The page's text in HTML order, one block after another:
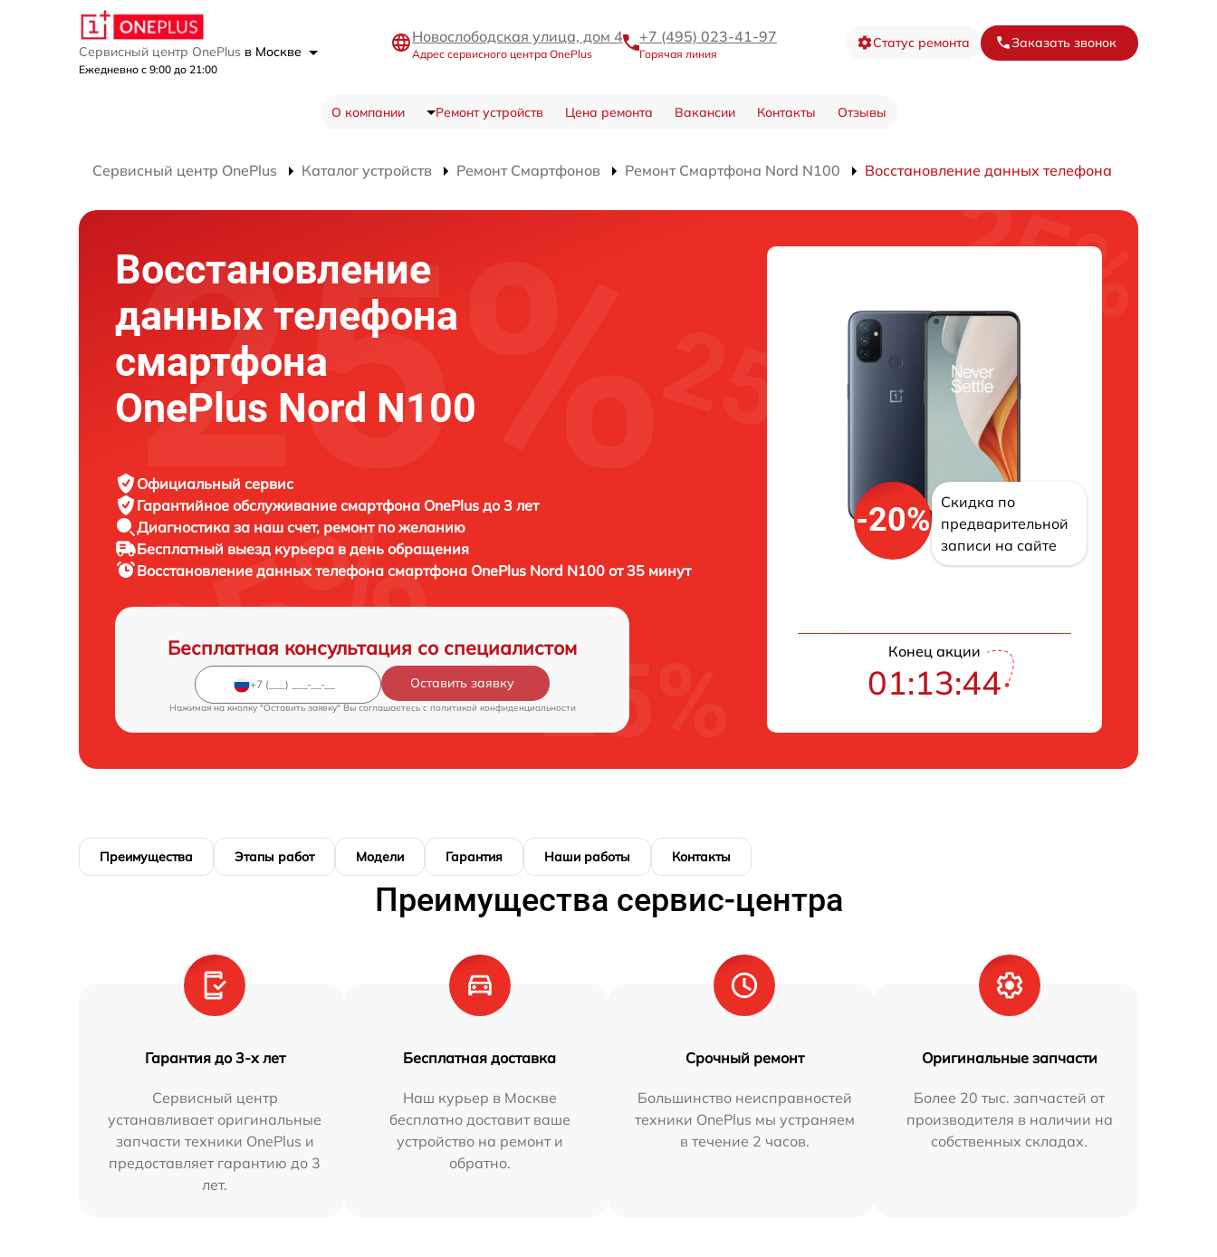
Сервисный центр OnePlus в Москве
Ежедневно с 9:00 до 21:00
Новослободская улица, дом 4
Адрес сервисного центра OnePlus
+7 (495) 023-41-97
Горячая линия
Статус ремонта Заказать звонок
О компании Ремонт устройств Цена ремонта Вакансии Контакты Отзывы
Сервисный центр OnePlus Каталог устройств Ремонт Смартфонов Ремонт Смартфона Nord N100 Восстановление данных телефона
Восстановление
данных телефона
смартфона
OnePlus Nord N100
Официальный сервис
Гарантийное обслуживание смартфона OnePlus до 3 лет
Диагностика за наш счет, ремонт по желанию
Бесплатный выезд курьера в день обращения
Восстановление данных телефона смартфона OnePlus Nord N100 от 35 минут
Бесплатная консультация со специалистом
Оставить заявку
Нажимая на кнопку "Оставить заявку" Вы соглашаетесь c политикой конфиденциальности
-20%
Скидка по
предварительной
записи на сайте
Конец акции
01:13:43
Преимущества Этапы работ Модели Гарантия Наши работы Контакты
Преимущества сервис-центра
Гарантия до 3-х лет
Сервисный центр
устанавливает оригинальные
запчасти техники OnePlus и
предоставляет гарантию до 3
лет.
Бесплатная доставка
Наш курьер в Москве
бесплатно доставит ваше
устройство на ремонт и
обратно.
Срочный ремонт
Большинство неисправностей
техники OnePlus мы устраняем
в течение 2 часов.
Оригинальные запчасти
Более 20 тыс. запчастей от
производителя в наличии на
собственных складах.